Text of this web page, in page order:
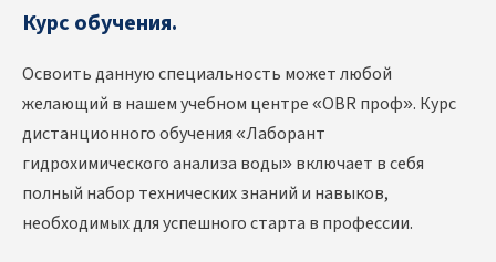
Курс обучения.
Освоить данную специальность может любой
желающий в нашем учебном центре «OBR проф». Курс
дистанционного обучения «Лаборант
гидрохимического анализа воды» включает в себя
полный набор технических знаний и навыков,
необходимых для успешного старта в профессии.